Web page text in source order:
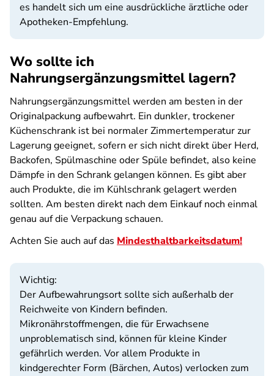
es handelt sich um eine ausdrückliche ärztliche oder
Apotheken-Empfehlung.
Wo sollte ich
Nahrungsergänzungsmittel lagern?
Nahrungsergänzungsmittel werden am besten in der
Originalpackung aufbewahrt. Ein dunkler, trockener
Küchenschrank ist bei normaler Zimmertemperatur zur
Lagerung geeignet, sofern er sich nicht direkt über Herd,
Backofen, Spülmaschine oder Spüle befindet, also keine
Dämpfe in den Schrank gelangen können. Es gibt aber
auch Produkte, die im Kühlschrank gelagert werden
sollten. Am besten direkt nach dem Einkauf noch einmal
genau auf die Verpackung schauen.
Achten Sie auch auf das Mindesthaltbarkeitsdatum!
Wichtig:
Der Aufbewahrungsort sollte sich außerhalb der
Reichweite von Kindern befinden.
Mikronährstoffmengen, die für Erwachsene
unproblematisch sind, können für kleine Kinder
gefährlich werden. Vor allem Produkte in
kindgerechter Form (Bärchen, Autos) verlocken zum